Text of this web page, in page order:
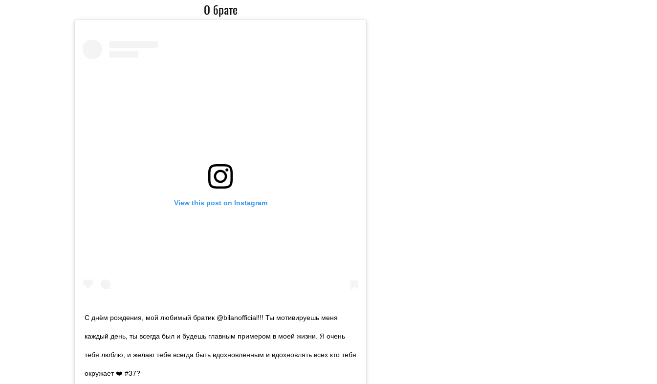
О брате
View this post on Instagram
С днём рождения, мой любимый братик @bilanofficial!!! Ты мотивируешь меня
каждый день, ты всегда был и будешь главным примером в моей жизни. Я очень
тебя люблю, и желаю тебе всегда быть вдохновленным и вдохновлять всех кто тебя
окружает ❤️ #37?